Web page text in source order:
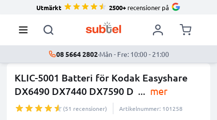
Utmärkt 2500+ recensioner på
08 5664 2802·Mån - Fre: 10:00 - 21:00
KLIC-5001 Batteri för Kodak Easyshare
DX6490 DX7440 DX7590 D ... mer
(51 recensioner) Artikelnummer: 101258